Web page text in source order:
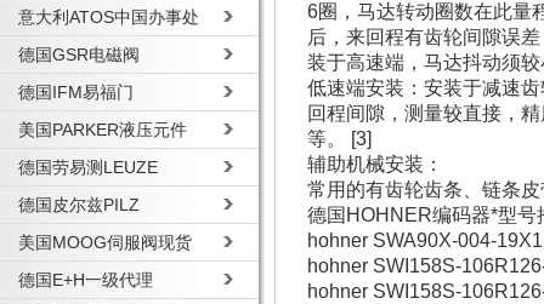
意大利ATOS中国办事处
德国GSR电磁阀
德国IFM易福门
美国PARKER液压元件
德国劳易测LEUZE
德国皮尔兹PILZ
美国MOOG伺服阀现货
德国E+H一级代理
6圈，马达转动圈数在此量
后，来回程有齿轮间隙误
装于高速端，马达抖动须
低速端安装：安装于减速
回程间隙，测量较直接，
等。 [3]
辅助机械安装：
常用的有齿轮齿条、链条
德国HOHNER编码器*型号
hohner SWA90X-004-
hohner SWI158S-
hohner SWI158S-